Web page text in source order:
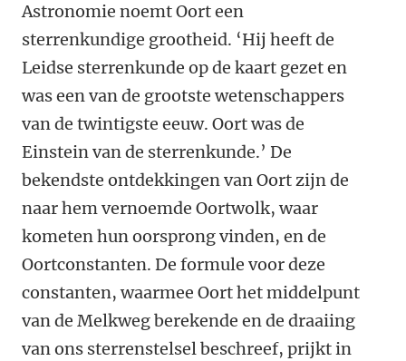
Astronomie noemt Oort een
sterrenkundige grootheid. ‘Hij heeft de
Leidse sterrenkunde op de kaart gezet en
was een van de grootste wetenschappers
van de twintigste eeuw. Oort was de
Einstein van de sterrenkunde.’ De
bekendste ontdekkingen van Oort zijn de
naar hem vernoemde Oortwolk, waar
kometen hun oorsprong vinden, en de
Oortconstanten. De formule voor deze
constanten, waarmee Oort het middelpunt
van de Melkweg berekende en de draaiing
van ons sterrenstelsel beschreef, prijkt in